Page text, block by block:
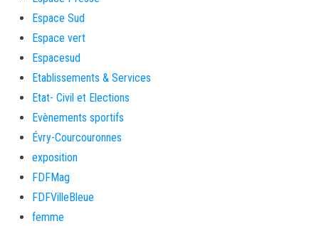
Espace Sud
Espace vert
Espacesud
Etablissements & Services
Etat- Civil et Elections
Evènements sportifs
Évry-Courcouronnes
exposition
FDFMag
FDFVilleBleue
femme